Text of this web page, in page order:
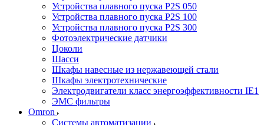
Устройства плавного пуска P2S 050
Устройства плавного пуска P2S 100
Устройства плавного пуска P2S 300
Фотоэлектрические датчики
Цоколи
Шасси
Шкафы навесные из нержавеющей стали
Шкафы электротехнические
Электродвигатели класс энергоэффективности IE1
ЭМС фильтры
Omron
Системы автоматизации